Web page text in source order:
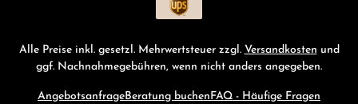
Alle Preise inkl. gesetzl. Mehrwertsteuer zzgl. Versandkosten und
ggf. Nachnahmegebühren, wenn nicht anders angegeben.
Angebotsanfrage Beratung buchen FAQ - Häufige Fragen